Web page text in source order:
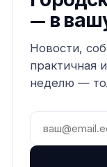
— в
Новости,
практичная
неделю —